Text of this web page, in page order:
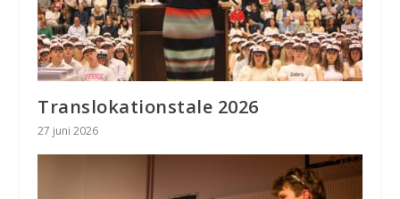
Translokationstale 2026
27 juni 2026